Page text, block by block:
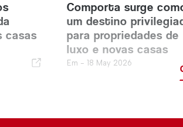
casas
Comporta surge
um destino
para propriedades de
luxo e novas casas
Em - 18 May 2026